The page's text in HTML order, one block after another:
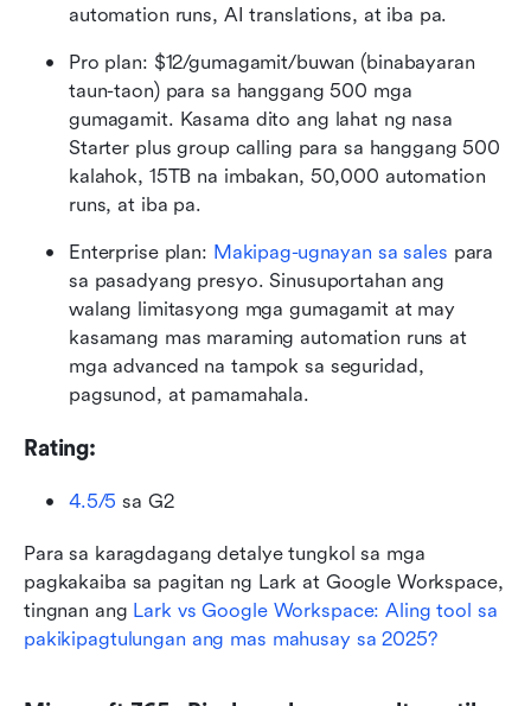
automation runs, AI translations, at iba pa.
Pro plan: $12/gumagamit/buwan (binabayaran
taun-taon) para sa hanggang 500 mga
gumagamit. Kasama dito ang lahat ng nasa
Starter plus group calling para sa hanggang 500
kalahok, 15TB na imbakan, 50,000 automation
runs, at iba pa.
Enterprise plan: Makipag-ugnayan sa sales para
sa pasadyang presyo. Sinusuportahan ang
walang limitasyong mga gumagamit at may
kasamang mas maraming automation runs at
mga advanced na tampok sa seguridad,
pagsunod, at pamamahala.
Rating:
4.5/5 sa G2
Para sa karagdagang detalye tungkol sa mga
pagkakaiba sa pagitan ng Lark at Google Workspace,
tingnan ang Lark vs Google Workspace: Aling tool sa
pakikipagtulungan ang mas mahusay sa 2025?